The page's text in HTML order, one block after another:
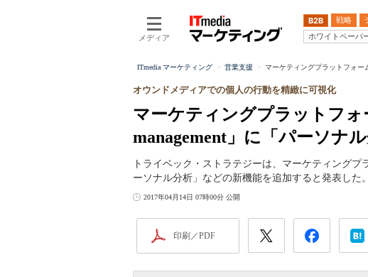
メディア
B2B 戦略
ホワイトペーパ
ITmedia マーケティング 営業支援 マーケティングプラットフォー
マーケティングプラットフ
management」に「パーソナ
オウンドメディアでの個人の行動を精緻に可視化
トライベック・ストラテジーは、マーケティングプ
ーソナル分析」などの新機能を追加すると発表した。
2017年04月14日 07時00分 公開
印刷／PDF